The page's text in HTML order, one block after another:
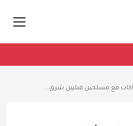
مع مسلحين قبليين شرق...